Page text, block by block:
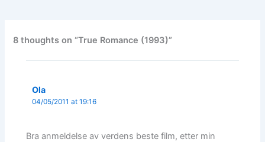
8 thoughts on “True Romance (1993)”
Ola
04/05/2011 at 19:16
Bra anmeldelse av verdens beste film, etter min